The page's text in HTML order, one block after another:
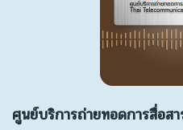
ศูนย์บริการถ่ายทอดการสื่อส